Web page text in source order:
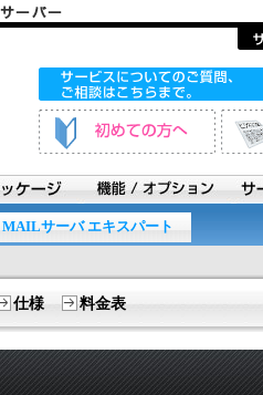
MAILサーバ エキスパート
仕様 料金表